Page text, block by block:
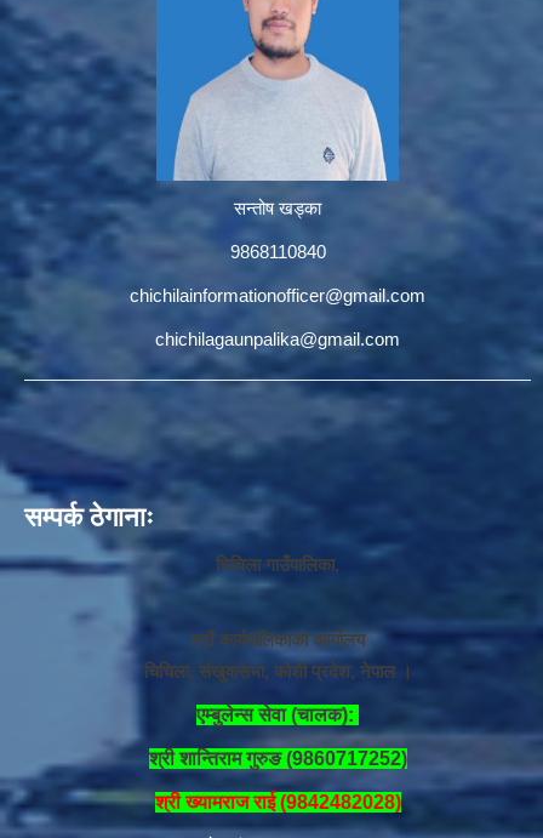
सन्तोष खड्का
9868110840
chichilainformationofficer@gmail.com
chichilagaunpalika@gmail.com
सम्पर्क ठेगानाः
चिचिला गाउँपालिका,
गाउँ कार्यपालिकाको कार्यालय
चिचिला, संखुवासभा, कोशी प्रदेश, नेपाल ।
एम्बुलेन्स सेवा (चालक):
श्री शान्तिराम गुरुङ (9860717252)
श्री ख्यामराज राई (9842482028)